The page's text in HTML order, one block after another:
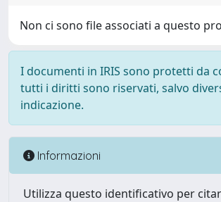
Non ci sono file associati a questo
I documenti in IRIS sono protetti da
tutti i diritti sono riservati, salvo
indicazione.
Informazioni
Utilizza questo identificativo per